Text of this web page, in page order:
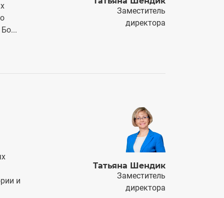
Заместитель
директора
и
Татьяна Шендик
Заместитель
директора